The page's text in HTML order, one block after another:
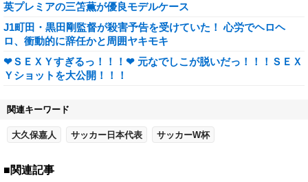
英プレミアの三笘薫が優良モデルケース
J1町田・黒田剛監督が殺害予告を受けていた！ 心労でヘロヘ
ロ、衝動的に辞任かと周囲ヤキモキ
❤ＳＥＸＹすぎるっ！！！❤ 元なでしこが脱いだっ！！！ＳＥＸ
Ｙショットを大公開！！！
関連キーワード
大久保嘉人 サッカー日本代表 サッカーW杯
■関連記事